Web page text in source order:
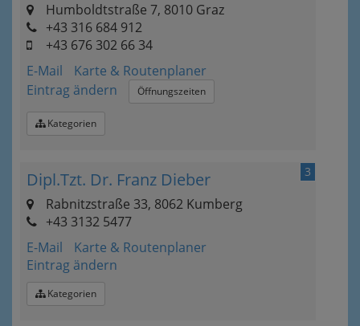
Humboldtstraße 7, 8010 Graz
+43 316 684 912
+43 676 302 66 34
E-Mail
Karte & Routenplaner
Eintrag ändern
Öffnungszeiten
Kategorien
3
Dipl.Tzt. Dr. Franz Dieber
Rabnitzstraße 33, 8062 Kumberg
+43 3132 5477
E-Mail
Karte & Routenplaner
Eintrag ändern
Kategorien